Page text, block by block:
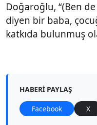
Doğaroğlu, “(Ben
diyen bir baba,
katkıda bulunmuş
HABERI PAYLAŞ
Facebook X